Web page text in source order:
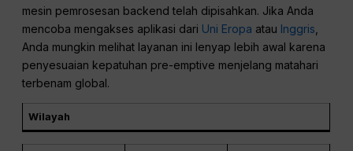
mesin pemrosesan backend telah dipisahkan. Jika Anda
mencoba mengakses aplikasi dari Uni Eropa atau Inggris
Anda mungkin melihat layanan ini lenyap lebih awal karena
penyesuaian kepatuhan pre-emptive menjelang matahari
terbenam global.
Wilayah